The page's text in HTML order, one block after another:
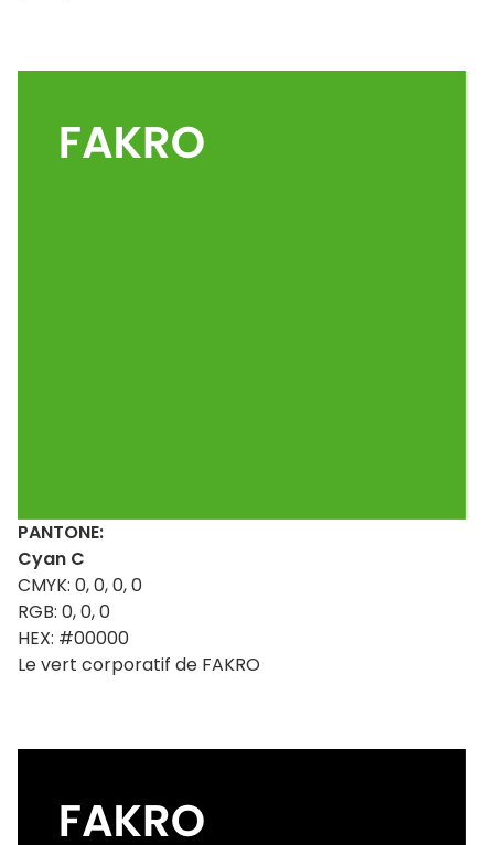
PANTONE:
Cyan C
CMYK: 0, 0, 0, 0
RGB: 0, 0, 0
HEX: #00000
Le vert corporatif de FAKRO